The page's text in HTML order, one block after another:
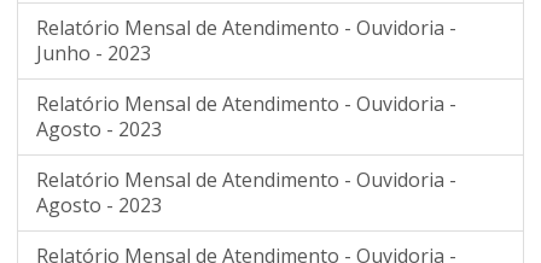
Relatório Mensal de Atendimento - Ouvidoria -
Junho - 2023
Relatório Mensal de Atendimento - Ouvidoria -
Agosto - 2023
Relatório Mensal de Atendimento - Ouvidoria -
Agosto - 2023
Relatório Mensal de Atendimento - Ouvidoria -